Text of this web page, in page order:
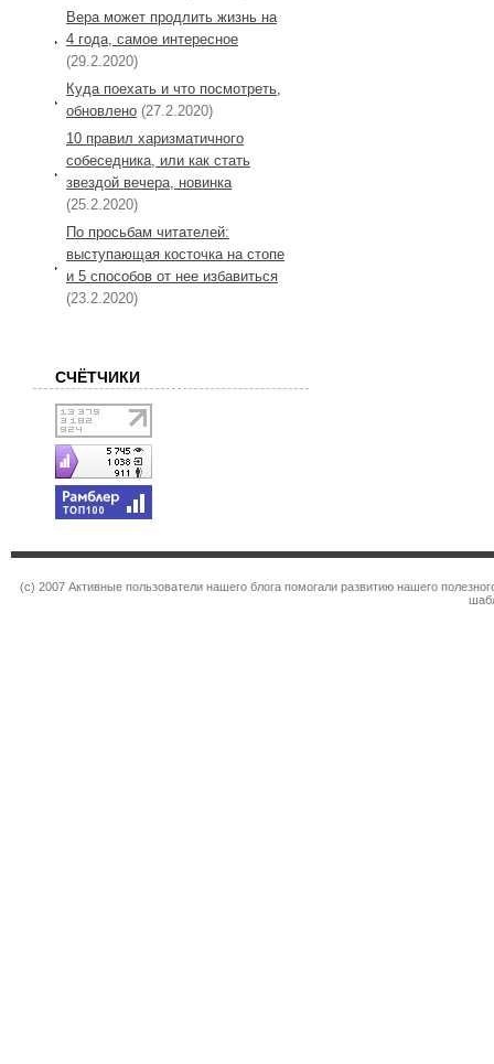
Вера может продлить жизнь на
4 года, самое интересное
(29.2.2020)
Куда поехать и что посмотреть,
обновлено (27.2.2020)
10 правил харизматичного
собеседника, или как стать
звездой вечера, новинка
(25.2.2020)
По просьбам читателей:
выступающая косточка на стопе
и 5 способов от нее избавиться
(23.2.2020)
СЧЁТЧИКИ
(c) 2007 Активные пользователи нашего блога помогали развитию нашего